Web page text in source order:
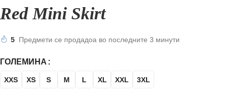
Red Mini Skirt
5 Предмети се продадоа во последните 3 минути
ГОЛЕМИНА
XXS XS S M L XL XXL 3XL